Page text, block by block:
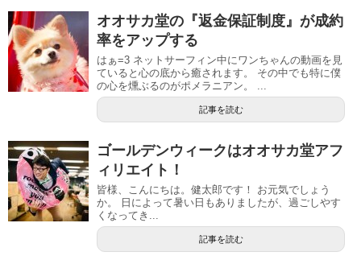
オオサカ堂の『返金保証制度』が成約
率をアップする
はぁ=3 ネットサーフィン中にワンちゃんの動画を見
ていると心の底から癒されます。 その中でも特に僕
の心を燻ぶるのがポメラニアン。 ...
記事を読む
ゴールデンウィークはオオサカ堂アフ
ィリエイト！
皆様、こんにちは。健太郎です！ お元気でしょう
か。 日によって暑い日もありましたが、過ごしやす
くなってき...
記事を読む